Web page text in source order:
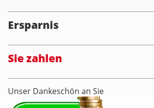
Ersparnis
Sie zahlen
Unser Dankeschön an Sie